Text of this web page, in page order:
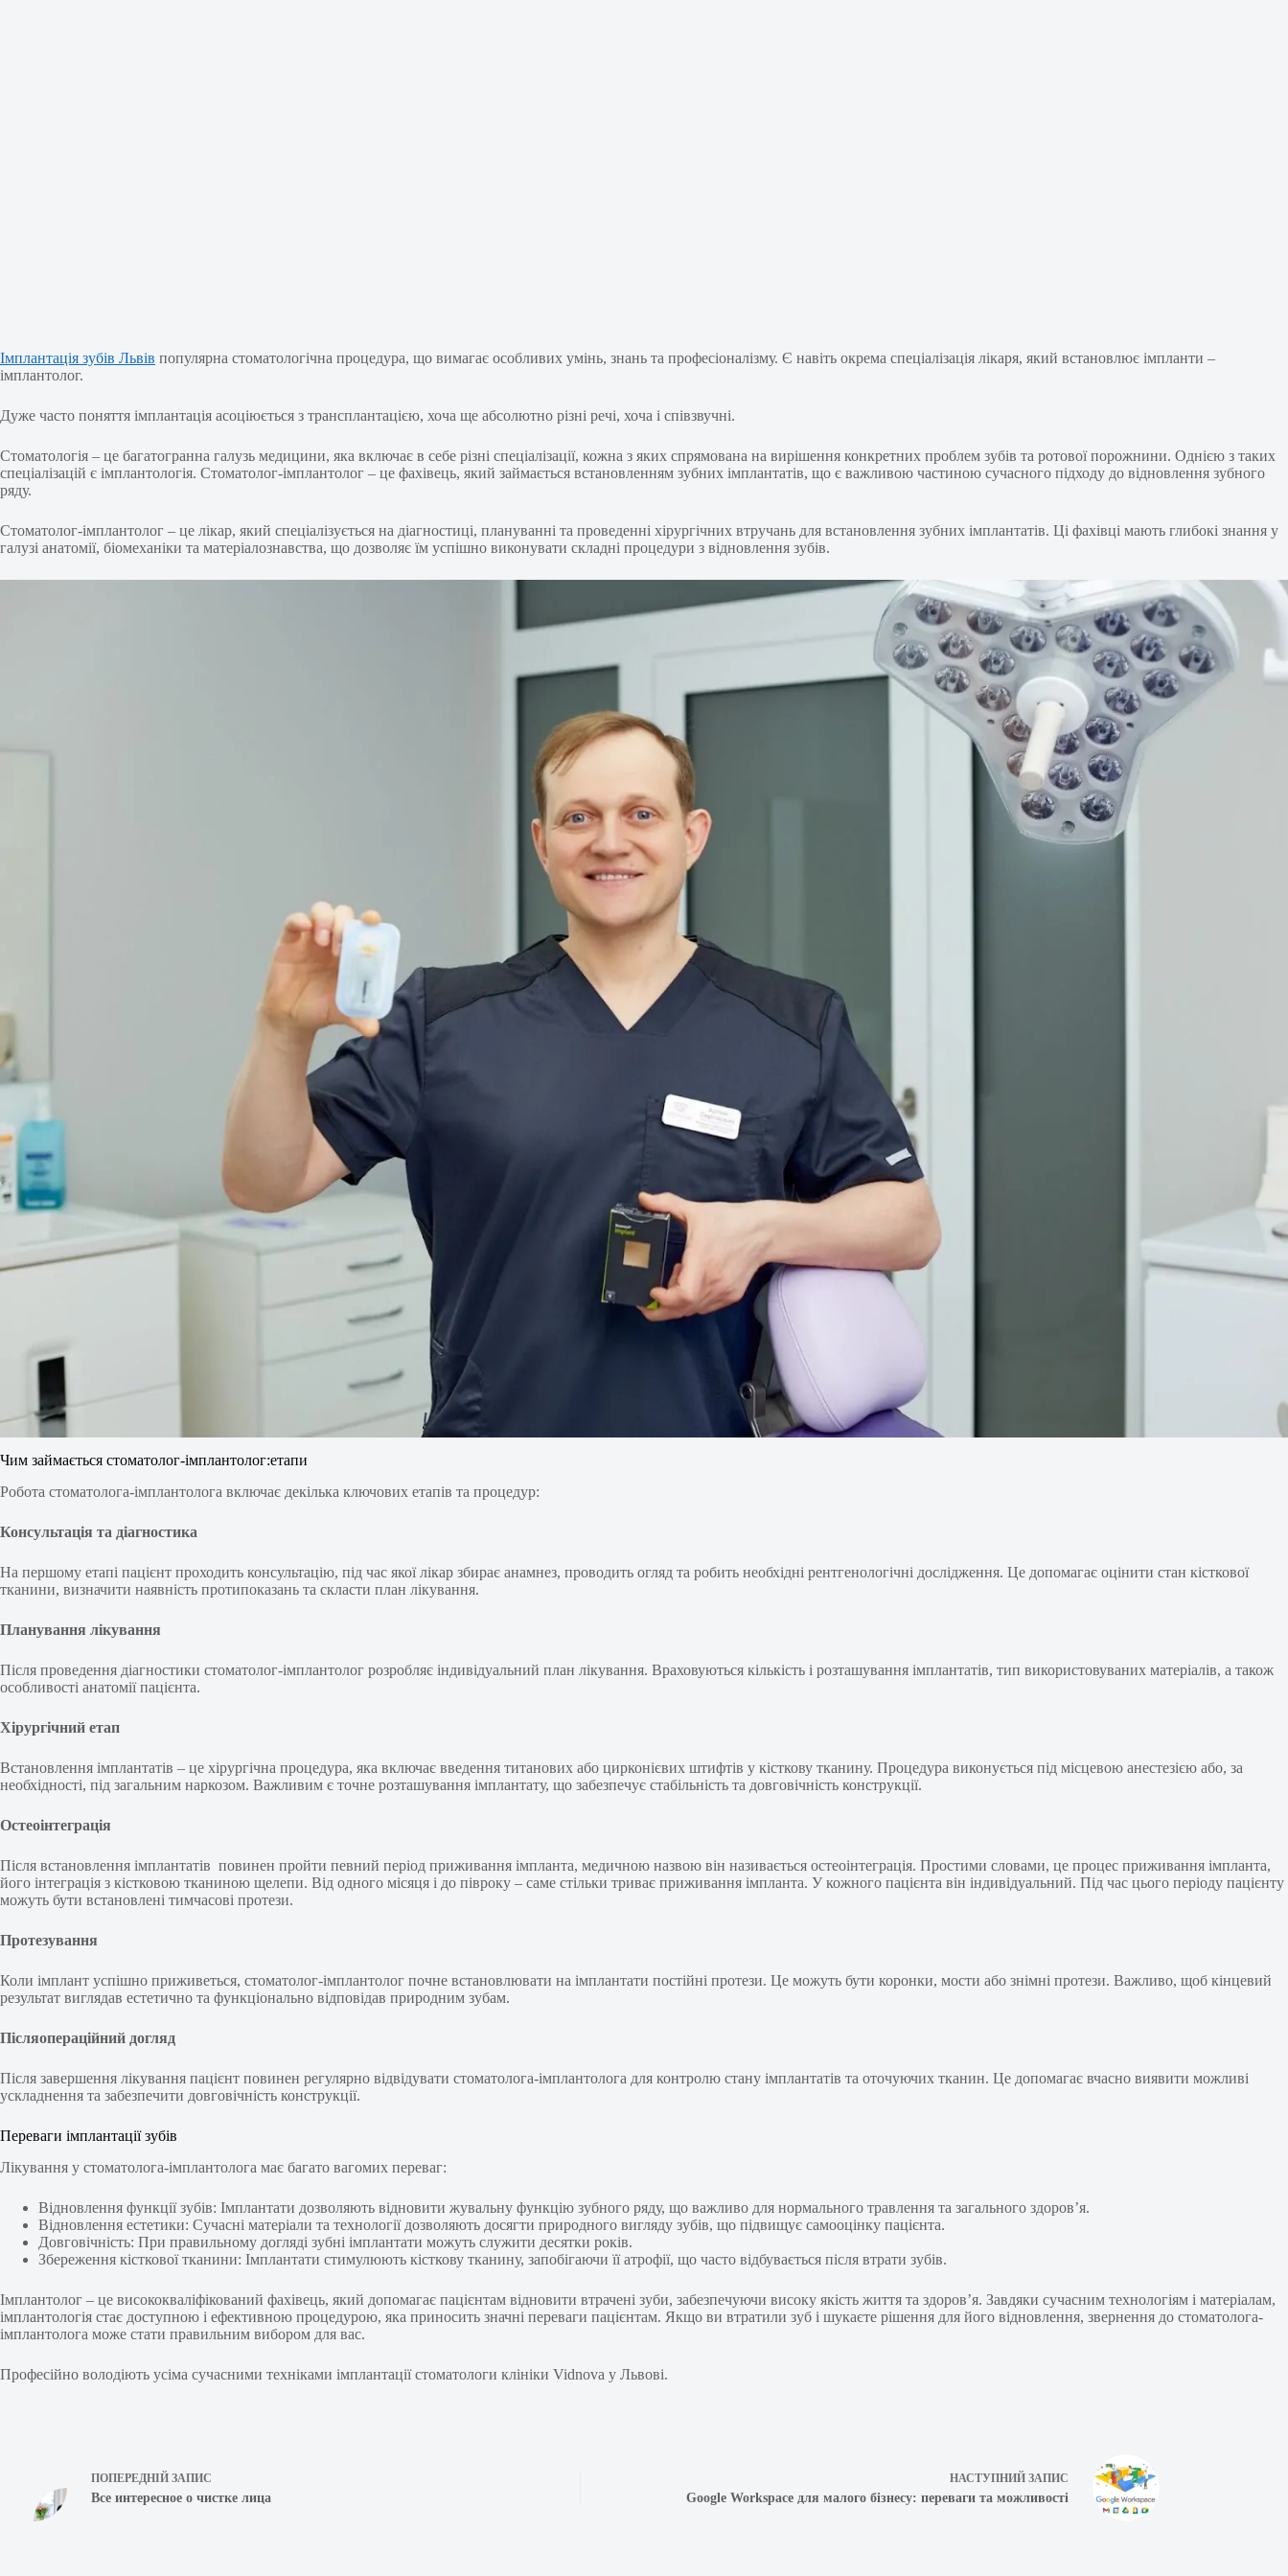
Імплантація зубів Львів популярна стоматологічна процедура, що вимагає особливих умінь, знань та професіоналізму. Є навіть окрема спеціалізація лікаря, який встановлює імпланти –
імплантолог.
Дуже часто поняття імплантація асоціюється з трансплантацією, хоча ще абсолютно різні речі, хоча і співзвучні.
Стоматологія – це багатогранна галузь медицини, яка включає в себе різні спеціалізації, кожна з яких спрямована на вирішення конкретних проблем зубів та ротової порожнини. Однією з таких
спеціалізацій є імплантологія. Стоматолог-імплантолог – це фахівець, який займається встановленням зубних імплантатів, що є важливою частиною сучасного підходу до відновлення зубного
ряду.
Стоматолог-імплантолог – це лікар, який спеціалізується на діагностиці, плануванні та проведенні хірургічних втручань для встановлення зубних імплантатів. Ці фахівці мають глибокі знання у
галузі анатомії, біомеханіки та матеріалознавства, що дозволяє їм успішно виконувати складні процедури з відновлення зубів.
Чим займається стоматолог-імплантолог:етапи
Робота стоматолога-імплантолога включає декілька ключових етапів та процедур:
Консультація та діагностика
На першому етапі пацієнт проходить консультацію, під час якої лікар збирає анамнез, проводить огляд та робить необхідні рентгенологічні дослідження. Це допомагає оцінити стан кісткової
тканини, визначити наявність протипоказань та скласти план лікування.
Планування лікування
Після проведення діагностики стоматолог-імплантолог розробляє індивідуальний план лікування. Враховуються кількість і розташування імплантатів, тип використовуваних матеріалів, а також
особливості анатомії пацієнта.
Хірургічний етап
Встановлення імплантатів – це хірургічна процедура, яка включає введення титанових або цирконієвих штифтів у кісткову тканину. Процедура виконується під місцевою анестезією або, за
необхідності, під загальним наркозом. Важливим є точне розташування імплантату, що забезпечує стабільність та довговічність конструкції.
Остеоінтеграція
Після встановлення імплантатів повинен пройти певний період приживання імпланта, медичною назвою він називається остеоінтеграція. Простими словами, це процес приживання імпланта,
його інтеграція з кістковою тканиною щелепи. Від одного місяця і до півроку – саме стільки триває приживання імпланта. У кожного пацієнта він індивідуальний. Під час цього періоду пацієнту
можуть бути встановлені тимчасові протези.
Протезування
Коли імплант успішно приживеться, стоматолог-імплантолог почне встановлювати на імплантати постійні протези. Це можуть бути коронки, мости або знімні протези. Важливо, щоб кінцевий
результат виглядав естетично та функціонально відповідав природним зубам.
Післяопераційний догляд
Після завершення лікування пацієнт повинен регулярно відвідувати стоматолога-імплантолога для контролю стану імплантатів та оточуючих тканин. Це допомагає вчасно виявити можливі
ускладнення та забезпечити довговічність конструкції.
Переваги імплантації зубів
Лікування у стоматолога-імплантолога має багато вагомих переваг:
Відновлення функції зубів: Імплантати дозволяють відновити жувальну функцію зубного ряду, що важливо для нормального травлення та загального здоров’я.
Відновлення естетики: Сучасні матеріали та технології дозволяють досягти природного вигляду зубів, що підвищує самооцінку пацієнта.
Довговічність: При правильному догляді зубні імплантати можуть служити десятки років.
Збереження кісткової тканини: Імплантати стимулюють кісткову тканину, запобігаючи її атрофії, що часто відбувається після втрати зубів.
Імплантолог – це висококваліфікований фахівець, який допомагає пацієнтам відновити втрачені зуби, забезпечуючи високу якість життя та здоров’я. Завдяки сучасним технологіям і матеріалам,
імплантологія стає доступною і ефективною процедурою, яка приносить значні переваги пацієнтам. Якщо ви втратили зуб і шукаєте рішення для його відновлення, звернення до стоматолога-
імплантолога може стати правильним вибором для вас.
Професійно володіють усіма сучасними техніками імплантації стоматологи клініки Vidnova у Львові.
ПОПЕРЕДНІЙ ЗАПИС
Все интересное о чистке лица
НАСТУПНИЙ ЗАПИС
Google Workspace для малого бізнесу: переваги та можливості